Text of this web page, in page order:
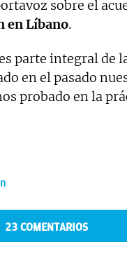
sobre el
en Líbano.
parte integral de
en el pasado
probado en la
23COMENTARIOS